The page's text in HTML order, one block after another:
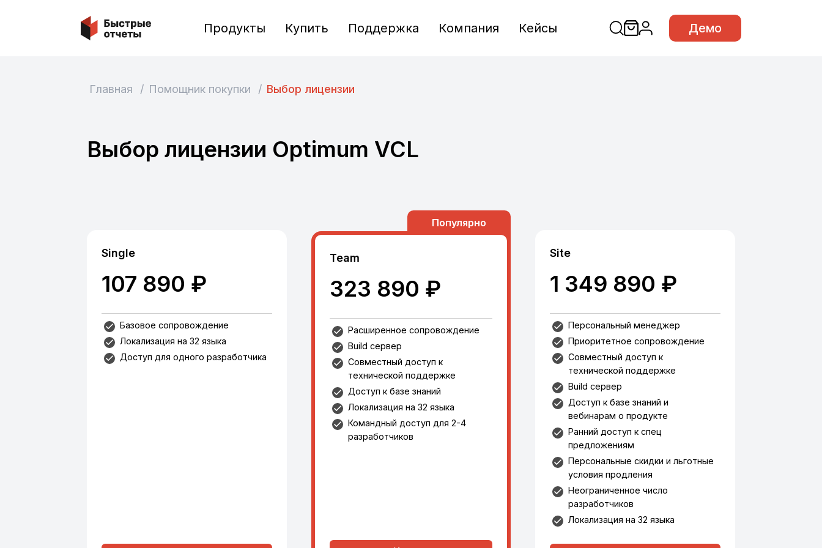
Быстрые отчеты Продукты Купить Поддержка Компания Кейсы Демо
Главная / Помощник покупки / Выбор лицензии
Выбор лицензии Optimum VCL
Single
107 890 ₽
Базовое сопровождение
Локализация на 32 языка
Доступ для одного разработчика
Популярно
Team
323 890 ₽
Расширенное сопровождение
Build сервер
Совместный доступ к
технической поддержке
Доступ к базе знаний
Локализация на 32 языка
Командный доступ для 2-4
разработчиков
Site
1 349 890 ₽
Персональный менеджер
Приоритетное сопровождение
Совместный доступ к
технической поддержке
Build сервер
Доступ к базе знаний и
вебинарам о продукте
Ранний доступ к спец
предложениям
Персональные скидки и льготные
условия продления
Неограниченное число
разработчиков
Локализация на 32 языка